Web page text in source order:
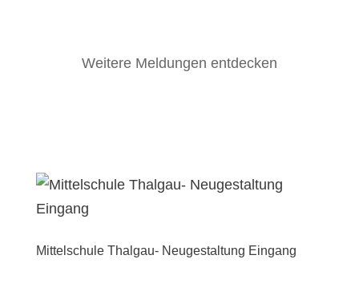
Weitere Meldungen entdecken
Mittelschule Thalgau- Neugestaltung Eingang